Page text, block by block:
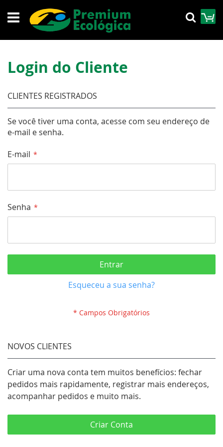
para
o
Login do Cliente
CLIENTES REGISTRADOS
Se você tiver uma conta, acesse com seu endereço de
e-mail e senha.
E-mail
Senha
Entrar
Esqueceu a sua senha?
NOVOS CLIENTES
Criar uma nova conta tem muitos benefícios: fechar
pedidos mais rapidamente, registrar mais endereços,
acompanhar pedidos e muito mais.
Criar Conta